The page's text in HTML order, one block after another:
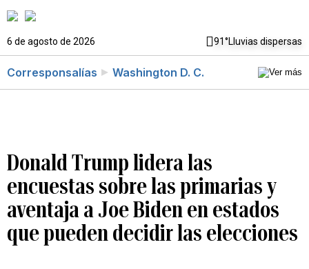
6 de agosto de 2026 91°Lluvias dispersas
Corresponsalías Washington D. C.
Donald Trump lidera las
encuestas sobre las primarias y
aventaja a Joe Biden en estados
que pueden decidir las elecciones